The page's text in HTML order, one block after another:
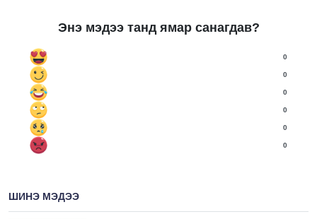
Энэ мэдээ танд ямар санагдав?
0
0
0
0
0
0
ШИНЭ МЭДЭЭ